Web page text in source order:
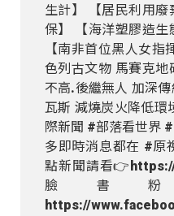
生計】 【居民利用
保】 【海洋塑膠造生
【南非首位黑人女
色列古文物 馬賽克地
不高.後繼無人 加深
瓦斯 減燒炭火降低環
際新聞 #部落看世界
多即時消息都在 #原
點新聞請看
臉書
https://